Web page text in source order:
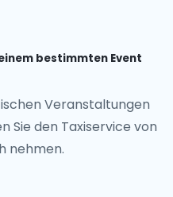
bestimmten Event
Veranstaltungen
Sie den Taxiservice von
nehmen.